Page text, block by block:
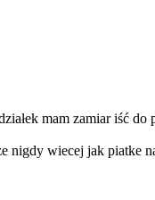
mam zamiar iść
nigdy wiecej jak